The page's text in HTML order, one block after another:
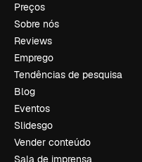
Preços
Sobre nós
Reviews
Emprego
Tendências de pesquisa
Blog
Eventos
Slidesgo
Vender conteúdo
Sala de imprensa